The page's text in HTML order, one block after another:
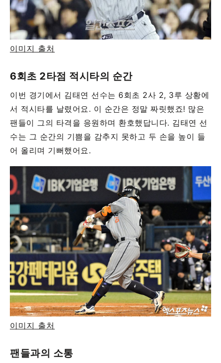
이미지 출처
6회초 2타점 적시타의 순간
이번 경기에서 김태연 선수는 6회초 2사 2, 3루 상황에
서 적시타를 날렸어요. 이 순간은 정말 짜릿했죠! 많은
팬들이 그의 타격을 응원하며 환호했답니다. 김태연 선
수는 그 순간의 기쁨을 감추지 못하고 두 손을 높이 들
어 올리며 기뻐했어요.
이미지 출처
팬들과의 소통